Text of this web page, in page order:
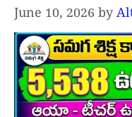
June 10, 2026 by